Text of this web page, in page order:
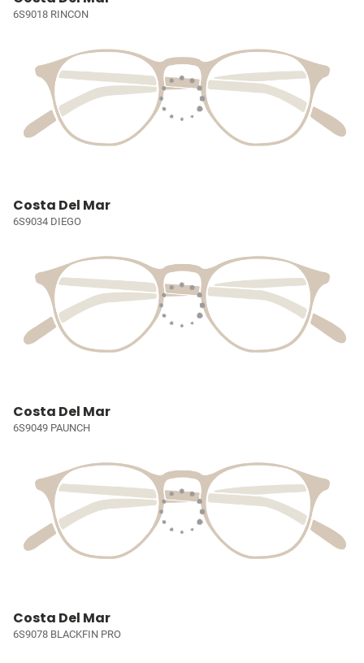
6S9018 RINCON
Costa Del Mar
6S9034 DIEGO
Costa Del Mar
6S9049 PAUNCH
Costa Del Mar
6S9078 BLACKFIN PRO